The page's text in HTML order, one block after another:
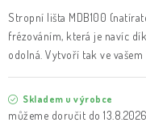
Stropní lišta MDB100
frézováním, která je navíc
odolná. Vytvoří tak ve
Skladem u výrobce
13.8.2026